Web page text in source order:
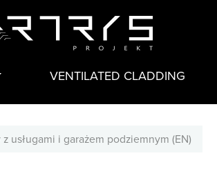
VENTILATED CLADDING
usługami i garażem podziemnym (EN)